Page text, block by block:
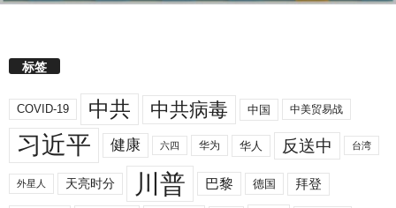
标签
COVID-19 中共 中共病毒 中国 中美贸易战
习近平 健康 六四 华为 华人 反送中 台湾
外星人 天亮时分 川普 巴黎 德国 拜登